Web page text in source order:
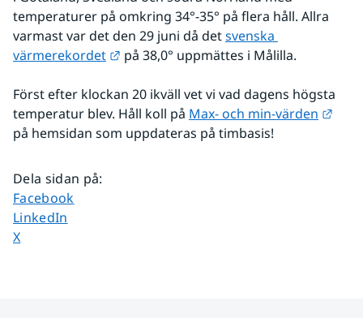
temperaturer på omkring 34°-35° på flera håll. Allra
varmast var det den 29 juni då det svenska
värmerekordet
Länk till annan webbplats.
på 38,0° uppmättes i Målilla.
Först efter klockan 20 ikväll vet vi vad dagens högsta
temperatur blev. Håll koll på Max- och min-värden
på hemsidan som uppdateras på timbasis!
Dela sidan på:
Dela sidan på
Facebook
Dela sidan på
LinkedIn
Dela sidan på
X